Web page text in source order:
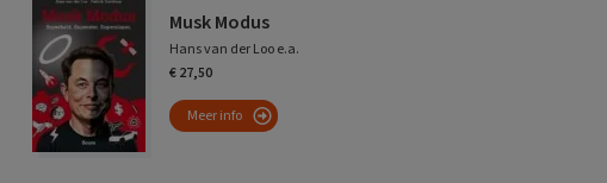
Musk Modus
Hans van der Loo e.a.
€ 27,50
Meer info